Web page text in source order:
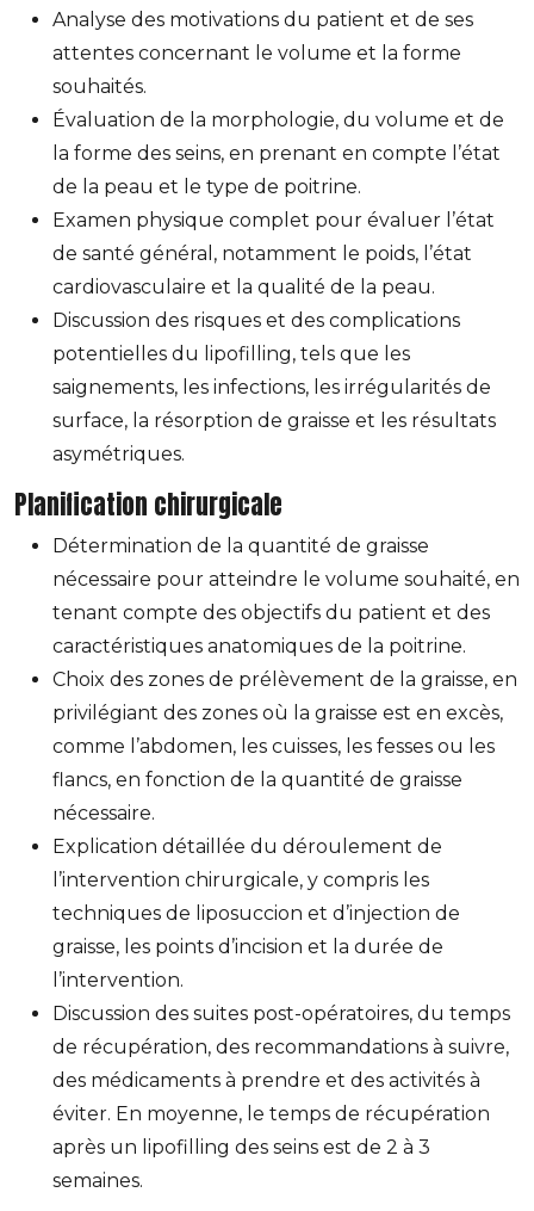
Analyse des motivations du patient et de ses
attentes concernant le volume et la forme
souhaités.
Évaluation de la morphologie, du volume et de
la forme des seins, en prenant en compte l’état
de la peau et le type de poitrine.
Examen physique complet pour évaluer l’état
de santé général, notamment le poids, l’état
cardiovasculaire et la qualité de la peau.
Discussion des risques et des complications
potentielles du lipofilling, tels que les
saignements, les infections, les irrégularités de
surface, la résorption de graisse et les résultats
asymétriques.
Planification chirurgicale
Détermination de la quantité de graisse
nécessaire pour atteindre le volume souhaité, en
tenant compte des objectifs du patient et des
caractéristiques anatomiques de la poitrine.
Choix des zones de prélèvement de la graisse, en
privilégiant des zones où la graisse est en excès,
comme l’abdomen, les cuisses, les fesses ou les
flancs, en fonction de la quantité de graisse
nécessaire.
Explication détaillée du déroulement de
l’intervention chirurgicale, y compris les
techniques de liposuccion et d’injection de
graisse, les points d’incision et la durée de
l’intervention.
Discussion des suites post-opératoires, du temps
de récupération, des recommandations à suivre,
des médicaments à prendre et des activités à
éviter. En moyenne, le temps de récupération
après un lipofilling des seins est de 2 à 3
semaines.